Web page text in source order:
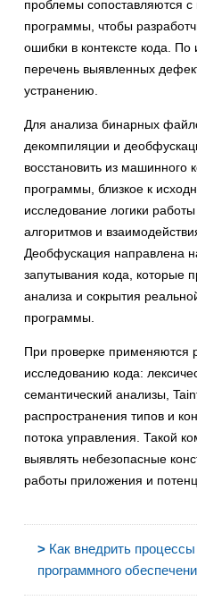
проблемы сопоставляются
программы, чтобы
ошибки в контексте кода.
перечень выявленных
устранению.
Для анализа бинарных
декомпиляции и
восстановить из машинного
программы, близкое к
исследование логики
алгоритмов и
Деобфускация направлена
запутывания кода, которые
анализа и сокрытия
программы.
При проверке применяются
исследованию кода:
семантический анализы,
распространения типов и
потока управления. Такой
выявлять небезопасные
работы приложения и
> Как внедрить
программного